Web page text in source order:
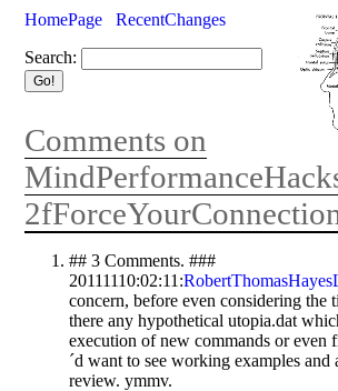
HomePage
RecentChanges
Search:
Comments on
## 3 Comments. ###
20111110:02:11:
concern, before even considering the
there any hypothetical utopia.dat
execution of new commands or even
´d want to see working examples and
review. ymmv.